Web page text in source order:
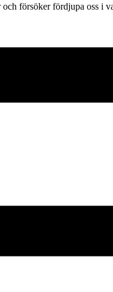
försöker fördjupa oss i